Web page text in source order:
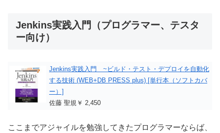
Jenkins実践入門（プログラマー、テスタ
ー向け）
Jenkins実践入門 ~ビルド・テスト・デプロイを自動化
する技術 (WEB+DB PRESS plus) [単行本（ソフトカバ
ー）]
佐藤 聖規￥ 2,450
ここまでアジャイルを勉強してきたプログラマーならば、